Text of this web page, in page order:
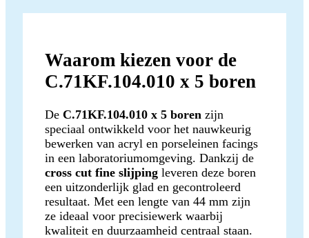
Waarom kiezen voor de
C.71KF.104.010 x 5 boren
De C.71KF.104.010 x 5 boren zijn
speciaal ontwikkeld voor het nauwkeurig
bewerken van acryl en porseleinen facings
in een laboratoriumomgeving. Dankzij de
cross cut fine slijping leveren deze boren
een uitzonderlijk glad en gecontroleerd
resultaat. Met een lengte van 44 mm zijn
ze ideaal voor precisiewerk waarbij
kwaliteit en duurzaamheid centraal staan.